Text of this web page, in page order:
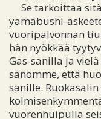
Se tarkoittaa
yamabushi-
vuoripalvonnan
hän nyökkää
Gas-sanilla ja
sanomme, että
sanille.
vuorenhuipulla